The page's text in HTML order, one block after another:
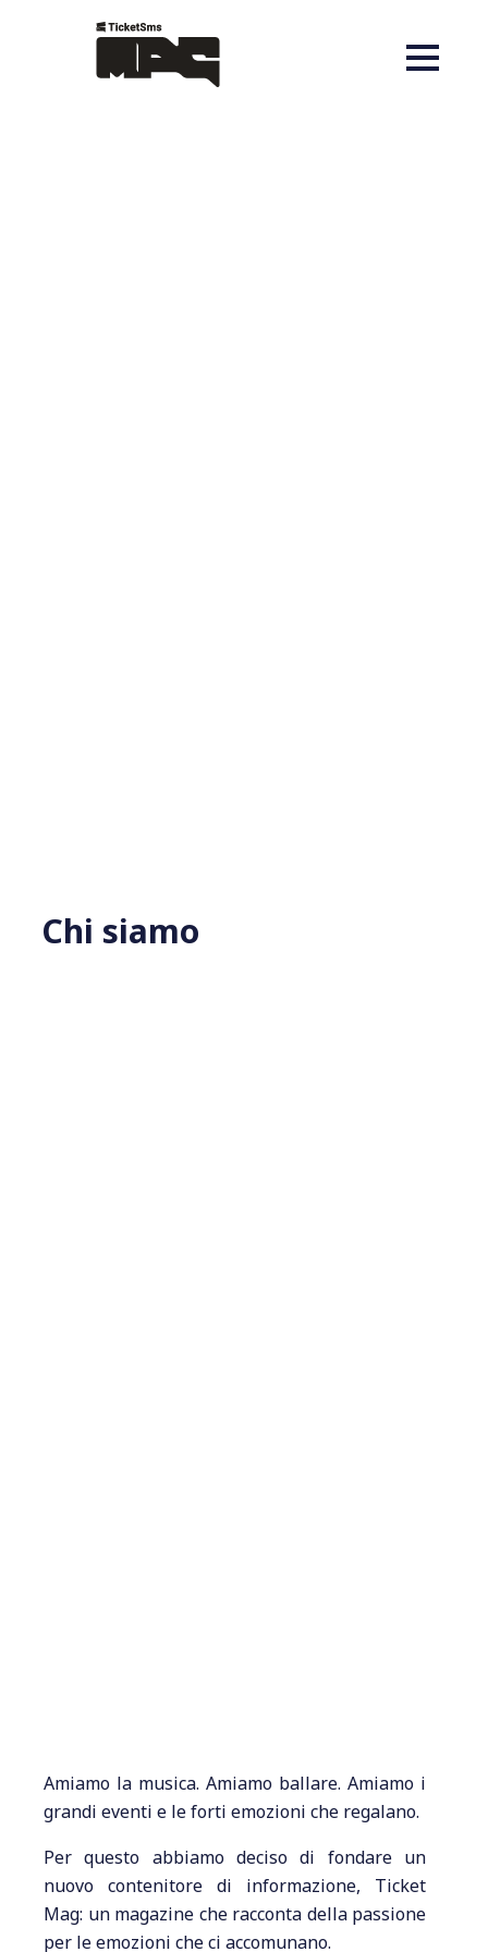
Chi siamo
Amiamo la musica. Amiamo ballare. Amiamo i
grandi eventi e le forti emozioni che regalano.
Per questo abbiamo deciso di fondare un
nuovo contenitore di informazione, Ticket
Mag: un magazine che racconta della passione
per le emozioni che ci accomunano.